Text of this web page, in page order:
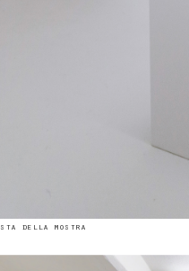
della mostra